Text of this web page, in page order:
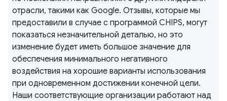
отрасли, такими как Google. Отзывы, которые мы
предоставили в случае с программой CHIPS, могут
показаться незначительной деталью, но это
изменение будет иметь большое значение для
обеспечения минимального негативного
воздействия на хорошие варианты использования
при одновременном достижении конечной цели.
Наши соответствующие организации работают над